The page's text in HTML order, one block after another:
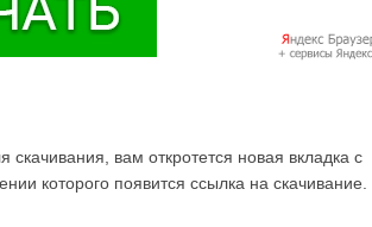
вам откротется новая вкладка с
которого появится ссылка на скачивание.